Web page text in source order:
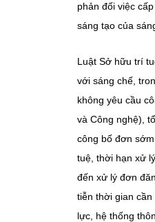
phản đối việc
sáng tạo của
Luật Sở hữu trí
với sáng chế,
không yêu cầu
và Công nghệ),
công bố đơn
tuệ, thời hạn xử
đến xử lý đơn
tiễn thời gian
lực, hệ thống